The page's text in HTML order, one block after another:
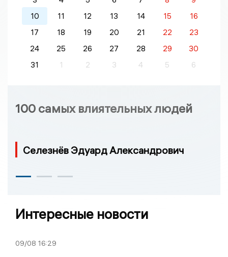
10
11 12 13 14 15
16
17
18 19 20 21 22
23
24
25 26 27 28 29
30
31
1 2 3 4 5 6
100 самых влиятельных людей
Селезнёв Эдуард Александрович
Интересные новости
09/08 16:29